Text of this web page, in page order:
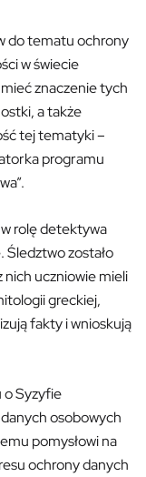
do tematu ochrony
w świecie
znaczenie tych
a także
tej tematyki –
programu
rolę detektywa
Śledztwo zostało
nich uczniowie mieli
greckiej,
fakty i wnioskują
o Syzyfie
osobowych
pomysłowi na
ochrony danych